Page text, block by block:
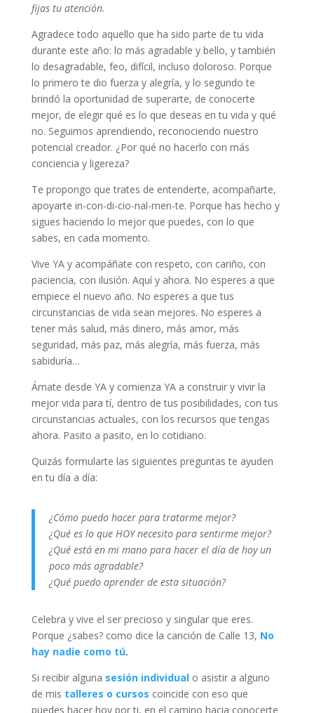
fijas tu atención.
Agradece todo aquello que ha sido parte de tu vida
durante este año: lo más agradable y bello, y también
lo desagradable, feo, difícil, incluso doloroso. Porque
lo primero te dio fuerza y alegría, y lo segundo te
brindó la oportunidad de superarte, de conocerte
mejor, de elegir qué es lo que deseas en tu vida y qué
no. Seguimos aprendiendo, reconociendo nuestro
potencial creador. ¿Por qué no hacerlo con más
conciencia y ligereza?
Te propongo que trates de entenderte, acompañarte,
apoyarte in-con-di-cio-nal-men-te. Porque has hecho y
sigues haciendo lo mejor que puedes, con lo que
sabes, en cada momento.
Vive YA y acompáñate con respeto, con cariño, con
paciencia, con ilusión. Aquí y ahora. No esperes a que
empiece el nuevo año. No esperes a que tus
circunstancias de vida sean mejores. No esperes a
tener más salud, más dinero, más amor, más
seguridad, más paz, más alegría, más fuerza, más
sabiduría…
Ámate desde YA y comienza YA a construir y vivir la
mejor vida para tí, dentro de tus posibilidades, con tus
circunstancias actuales, con los recursos que tengas
ahora. Pasito a pasito, en lo cotidiano.
Quizás formularte las siguientes preguntas te ayuden
en tu día a día:
¿Cómo puedo hacer para tratarme mejor?
¿Qué es lo que HOY necesito para sentirme mejor?
¿Qué está en mi mano para hacer el día de hoy un
poco más agradable?
¿Qué puedo aprender de esta situación?
Celebra y vive el ser precioso y singular que eres.
Porque ¿sabes? como dice la canción de Calle 13, No
hay nadie como tú.
Si recibir alguna sesión individual o asistir a alguno
de mis talleres o cursos coincide con eso que
puedes hacer hoy por ti, en el camino hacia conocerte